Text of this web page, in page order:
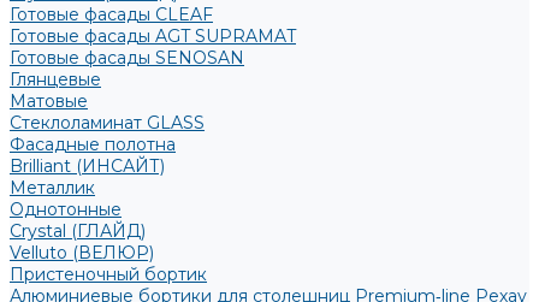
Готовые фасады CLEAF
Готовые фасады AGT SUPRAMAT
Готовые фасады SENOSAN
Глянцевые
Матовые
Стеклоламинат GLASS
Фасадные полотна
Brilliant (ИНСАЙТ)
Металлик
Однотонные
Crystal (ГЛАЙД)
Velluto (ВЕЛЮР)
Пристеночный бортик
Алюминиевые бортики для столешниц Premium‑line Рехау